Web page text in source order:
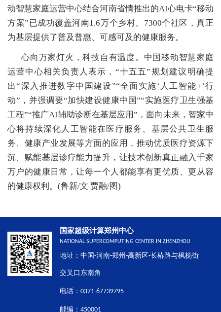
动智慧家庭运营中心结合河南省情推出的AI心电卡“移动
方案”已成功覆盖河南1.6万个乡村、7300个社区，真正
为基层提供了普及普惠、可感可及的健康服务。
心向万家灯火，科技自有温度。中国移动智慧家庭
运营中心相关负责人表示，“十五五”规划建议明确提
出“深入推进数字中国建设”“全面实施‘人工智能+’行
动”，并强调要“加快建设健康中国”“实施医疗卫生强基
工程”“推广AI辅助诊断在基层应用”，面向未来，智家中
心将持续深化人工智能在医疗服务、基层公共卫生服
务、健康产业发展等方面的应用，推动优质医疗资源下
沉、赋能基层诊疗能力提升，让技术创新真正融入千家
万户的健康日常，让每一个人都能享有更优质、更从容
的健康权利。(鲁新/文 贾融/图)
国家超级计算郑州中心
NATIONAL SUPERCOMPUTING CENTER IN ZHENZHOU
地址：中国-河南-郑州-高新区-长椿路与枫杨街
交叉口东南角
电话：0371-67739795
邮编：450001